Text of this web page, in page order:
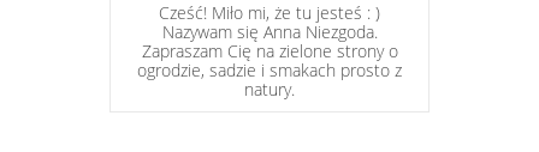
Cześć! Miło mi, że tu jesteś : )
Nazywam się Anna Niezgoda.
Zapraszam Cię na zielone strony o
ogrodzie, sadzie i smakach prosto z
natury.